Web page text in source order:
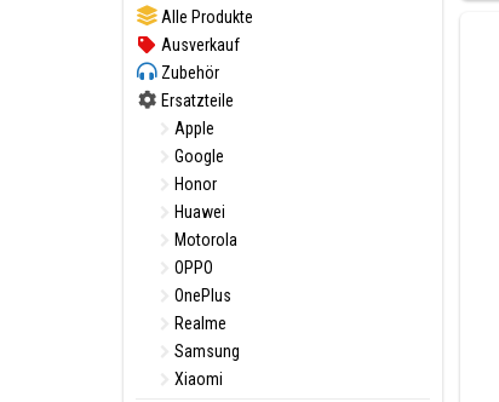
Alle Produkte
Ausverkauf
Zubehör
Ersatzteile
Apple
Google
Honor
Huawei
Motorola
OPPO
OnePlus
Realme
Samsung
Xiaomi